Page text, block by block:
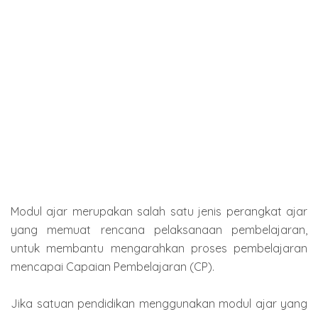
Modul ajar merupakan salah satu jenis perangkat ajar
yang memuat rencana pelaksanaan pembelajaran,
untuk membantu mengarahkan proses pembelajaran
mencapai Capaian Pembelajaran (CP).
Jika satuan pendidikan menggunakan modul ajar yang